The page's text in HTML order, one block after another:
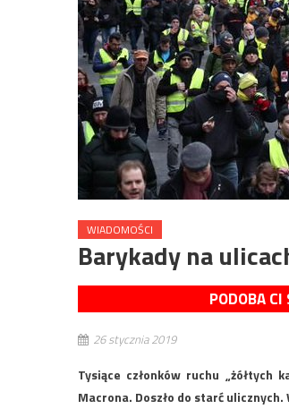
WIADOMOŚCI
Barykady na
PODOBA
26 stycznia 2019
Tysiące członków ruchu
Macrona. Doszło do starć